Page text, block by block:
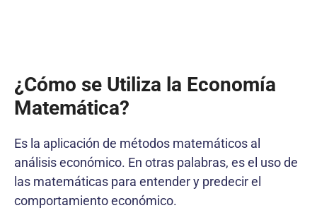
¿Cómo se Utiliza la Economía
Matemática?
Es la aplicación de métodos matemáticos al
análisis económico. En otras palabras, es el uso de
las matemáticas para entender y predecir el
comportamiento económico.